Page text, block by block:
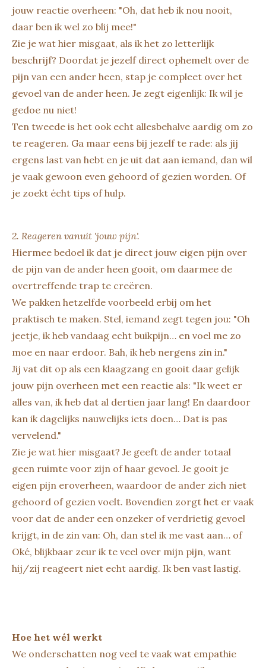
jouw reactie overheen: "Oh, dat heb ik nou nooit,
daar ben ik wel zo blij mee!"
Zie je wat hier misgaat, als ik het zo letterlijk
beschrijf? Doordat je jezelf direct ophemelt over de
pijn van een ander heen, stap je compleet over het
gevoel van de ander heen. Je zegt eigenlijk: Ik wil je
gedoe nu niet!
Ten tweede is het ook echt allesbehalve aardig om zo
te reageren. Ga maar eens bij jezelf te rade: als jij
ergens last van hebt en je uit dat aan iemand, dan wil
je vaak gewoon even gehoord of gezien worden. Of
je zoekt écht tips of hulp.
2. Reageren vanuit 'jouw pijn'.
Hiermee bedoel ik dat je direct jouw eigen pijn over
de pijn van de ander heen gooit, om daarmee de
overtreffende trap te creëren.
We pakken hetzelfde voorbeeld erbij om het
praktisch te maken. Stel, iemand zegt tegen jou: "Oh
jeetje, ik heb vandaag echt buikpijn… en voel me zo
moe en naar erdoor. Bah, ik heb nergens zin in."
Jij vat dit op als een klaagzang en gooit daar gelijk
jouw pijn overheen met een reactie als: "Ik weet er
alles van, ik heb dat al dertien jaar lang! En daardoor
kan ik dagelijks nauwelijks iets doen… Dat is pas
vervelend."
Zie je wat hier misgaat? Je geeft de ander totaal
geen ruimte voor zijn of haar gevoel. Je gooit je
eigen pijn eroverheen, waardoor de ander zich niet
gehoord of gezien voelt. Bovendien zorgt het er vaak
voor dat de ander een onzeker of verdrietig gevoel
krijgt, in de zin van: Oh, dan stel ik me vast aan… of
Oké, blijkbaar zeur ik te veel over mijn pijn, want
hij/zij reageert niet echt aardig. Ik ben vast lastig.
Hoe het wél werkt
We onderschatten nog veel te vaak wat empathie